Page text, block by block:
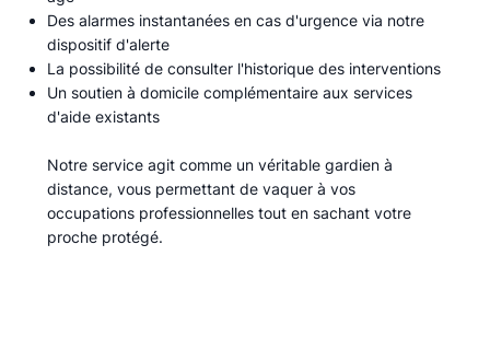
Des alarmes instantanées en cas d'urgence via notre
dispositif d'alerte
La possibilité de consulter l'historique des interventions
Un soutien à domicile complémentaire aux services
d'aide existants
Notre service agit comme un véritable gardien à
distance, vous permettant de vaquer à vos
occupations professionnelles tout en sachant votre
proche protégé.